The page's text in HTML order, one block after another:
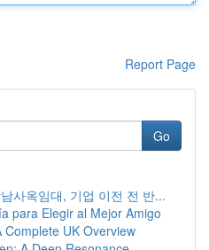
Report Page
Go
사옥임대, 기업 이전 전 반...
para Elegir al Mejor Amigo
UK Overview